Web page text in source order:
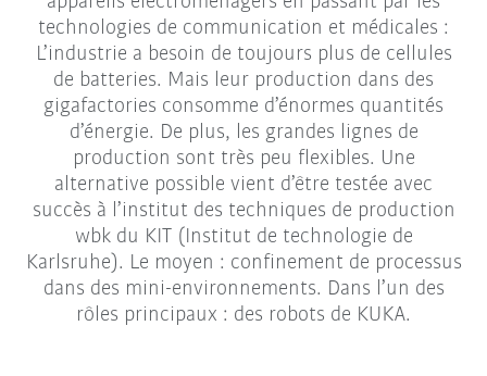
technologies de communication et médicales :
L’industrie a besoin de toujours plus de cellules
de batteries. Mais leur production dans des
gigafactories consomme d’énormes quantités
d’énergie. De plus, les grandes lignes de
production sont très peu flexibles. Une
alternative possible vient d’être testée avec
succès à l’institut des techniques de production
wbk du KIT (Institut de technologie de
Karlsruhe). Le moyen : confinement de processus
dans des mini-environnements. Dans l’un des
rôles principaux : des robots de KUKA.